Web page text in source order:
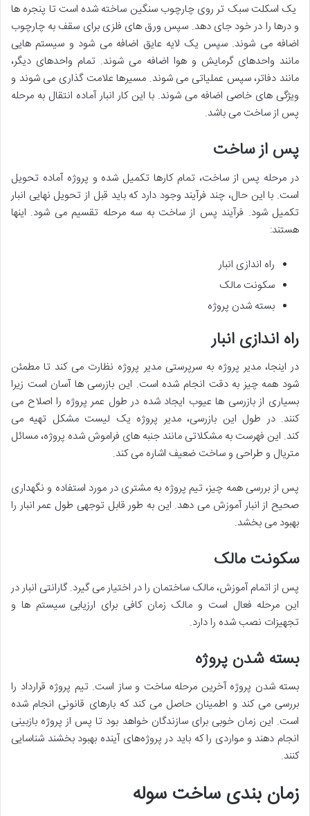
یک اسکلت سبک تر روی چارچوب سنگین ساخته شده است تا پنجره ها
و درها را در خود جای دهد. سپس ورق های فلزی برای سقف به چارچوب
اضافه می شوند. سپس یک لایه عایق اضافه می شود و سیستم هایی
مانند واحدهای گرمایش و هوا اضافه می شوند. تمام واحدهای دیگر،
مانند دفاتر، سپس عملیاتی می شوند. مسیرها علامت گذاری می شوند و
ویژگی های خاصی اضافه می شوند. با این کار انبار آماده انتقال به مرحله
پس از ساخت می باشد.
پس از ساخت
در مرحله پس از ساخت، تمام کارها تکمیل شده و پروژه آماده تحویل
است. با این حال، چند فرآیند وجود دارد که باید قبل از تحویل نهایی انبار
تکمیل شود. فرآیند پس از ساخت به سه مرحله تقسیم می شود. اینها
هستند:
راه اندازی انبار
سکونت مالک
بسته شدن پروژه
راه اندازی انبار
در اینجا، مدیر پروژه به سرپرستی مدیر پروژه نظارت می کند تا مطمئن
شود همه چیز به دقت انجام شده است. این بازرسی ها آسان است زیرا
بسیاری از بازرسی ها عیوب ایجاد شده در طول عمر پروژه را اصلاح می
کنند. در طول این بازرسی، مدیر پروژه یک لیست مشکل تهیه می
کند. این فهرست به مشکلاتی مانند جنبه های فراموش شده پروژه، مسائل
متریال و طراحی و ساخت ضعیف اشاره می کند.
پس از بررسی همه چیز، تیم پروژه به مشتری در مورد استفاده و نگهداری
صحیح از انبار آموزش می دهد. این به طور قابل توجهی طول عمر انبار را
بهبود می بخشد.
سکونت مالک
پس از اتمام آموزش، مالک ساختمان را در اختیار می گیرد. گارانتی انبار در
این مرحله فعال است و مالک زمان کافی برای ارزیابی سیستم ها و
تجهیزات نصب شده را دارد.
بسته شدن پروژه
بسته شدن پروژه آخرین مرحله ساخت و ساز است. تیم پروژه قرارداد را
بررسی می کند و اطمینان حاصل می کند که بارهای قانونی انجام شده
است. این زمان خوبی برای سازندگان خواهد بود تا پس از پروژه بازبینی
انجام دهند و مواردی را که باید در پروژه‌های آینده بهبود بخشند شناسایی
کنند.
زمان بندی ساخت سوله